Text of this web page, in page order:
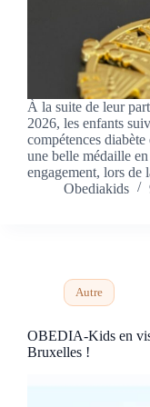
À la suite de leur
2026, les enfants
compétences
une belle médaille
engagement, lors
Obediakids
Autre
OBEDIA-Kids en
Bruxelles !